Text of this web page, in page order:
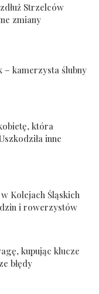
Strzelców
zmiany
– kamerzysta ślubny
która
inne
Kolejach Śląskich
i rowerzystów
kupując klucze
błędy